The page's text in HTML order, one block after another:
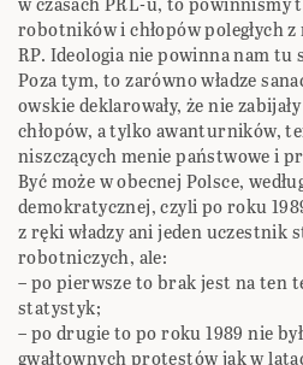
robotników i chłopów poległych z
RP. Ideologia nie powinna nam tu
Poza tym, to zarówno władze
owskie deklarowały, że nie
chłopów, a tylko awanturników,
niszczących menie państwowe i
Być może w obecnej Polsce,
demokratycznej, czyli po roku
z ręki władzy ani jeden
robotniczych, ale:
– po pierwsze to brak jest na ten
statystyk;
– po drugie to po roku 1989 nie
gwałtownych protestów jak w